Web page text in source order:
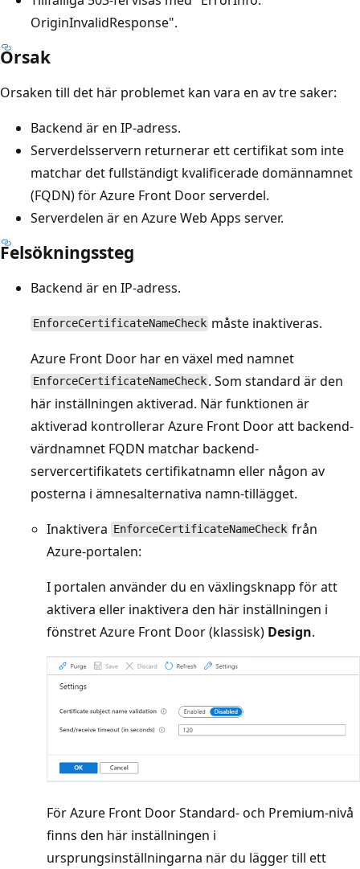
OriginInvalidResponse".
Orsak
Orsaken till det här problemet kan vara en av tre saker:
Backend är en IP-adress.
Serverdelsservern returnerar ett certifikat som inte
matchar det fullständigt kvalificerade domännamnet
(FQDN) för Azure Front Door serverdel.
Serverdelen är en Azure Web Apps server.
Felsökningssteg
Backend är en IP-adress.
EnforceCertificateNameCheck måste inaktiveras.
Azure Front Door har en växel med namnet
EnforceCertificateNameCheck . Som standard är den
här inställningen aktiverad. När funktionen är
aktiverad kontrollerar Azure Front Door att backend-
värdnamnet FQDN matchar backend-
servercertifikatets certifikatnamn eller någon av
posterna i ämnesalternativa namn-tillägget.
Inaktivera
EnforceCertificateNameCheck från
Azure-portalen:
I portalen använder du en växlingsknapp för att
aktivera eller inaktivera den här inställningen i
fönstret Azure Front Door (klassisk) Design.
För Azure Front Door Standard- och Premium-nivå
finns den här inställningen i
ursprungsinställningarna när du lägger till ett